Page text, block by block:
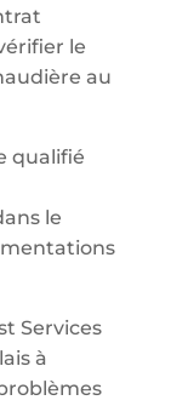
le
au
qualifié
le
Services
à